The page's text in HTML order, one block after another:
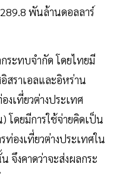
พันล้านดอลลาร์
ระทบจำกัด โดยไทยมี
สราเอลและอิหร่าน
งเที่ยวต่างประเทศ
โดยมีการใช้จ่ายคิดเป็น
ท่องเที่ยวต่างประเทศใน
จึงคาดว่าจะส่งผลกระ